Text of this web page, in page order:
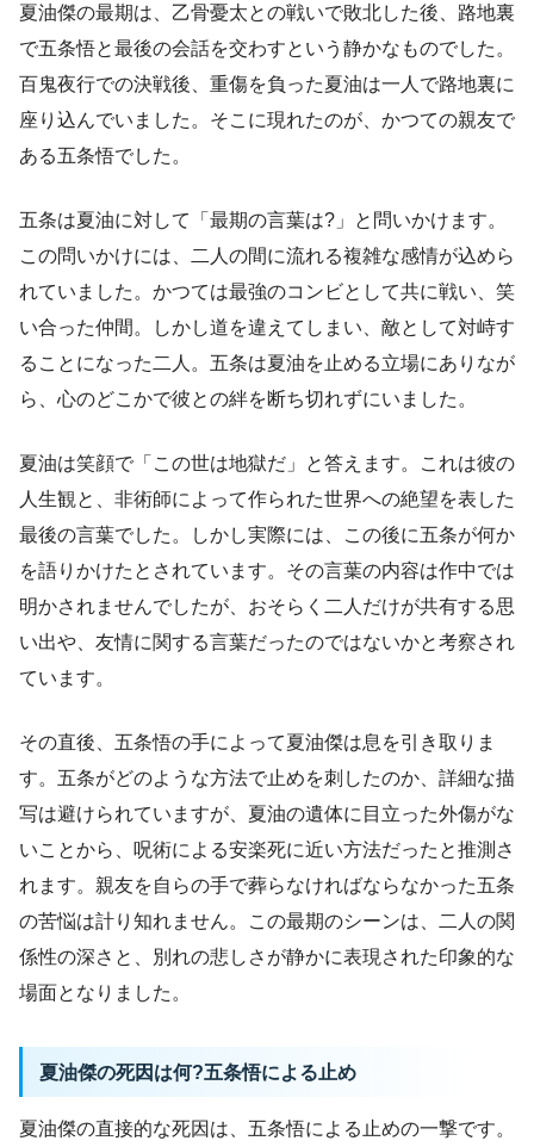
夏油傑の最期は、乙骨憂太との戦いで敗北した後、路地裏
で五条悟と最後の会話を交わすという静かなものでした。
百鬼夜行での決戦後、重傷を負った夏油は一人で路地裏に
座り込んでいました。そこに現れたのが、かつての親友で
ある五条悟でした。
五条は夏油に対して「最期の言葉は?」と問いかけます。
この問いかけには、二人の間に流れる複雑な感情が込めら
れていました。かつては最強のコンビとして共に戦い、笑
い合った仲間。しかし道を違えてしまい、敵として対峙す
ることになった二人。五条は夏油を止める立場にありなが
ら、心のどこかで彼との絆を断ち切れずにいました。
夏油は笑顔で「この世は地獄だ」と答えます。これは彼の
人生観と、非術師によって作られた世界への絶望を表した
最後の言葉でした。しかし実際には、この後に五条が何か
を語りかけたとされています。その言葉の内容は作中では
明かされませんでしたが、おそらく二人だけが共有する思
い出や、友情に関する言葉だったのではないかと考察され
ています。
その直後、五条悟の手によって夏油傑は息を引き取りま
す。五条がどのような方法で止めを刺したのか、詳細な描
写は避けられていますが、夏油の遺体に目立った外傷がな
いことから、呪術による安楽死に近い方法だったと推測さ
れます。親友を自らの手で葬らなければならなかった五条
の苦悩は計り知れません。この最期のシーンは、二人の関
係性の深さと、別れの悲しさが静かに表現された印象的な
場面となりました。
夏油傑の死因は何?五条悟による止め
夏油傑の直接的な死因は、五条悟による止めの一撃です。